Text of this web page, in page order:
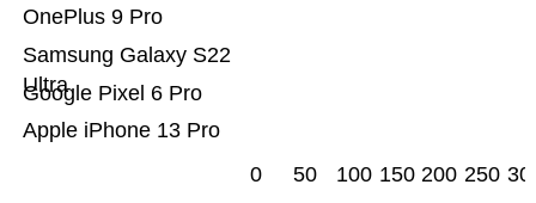
Apple iPhone 13 Pro
Google Pixel 6 Pro
Samsung Galaxy S22
Ultra
OnePlus 9 Pro
0 50 100 150 200 250